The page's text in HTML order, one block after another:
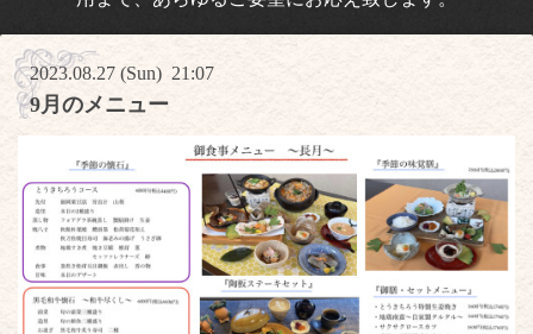
2023.08.27 (Sun) 21:07
9月のメニュー